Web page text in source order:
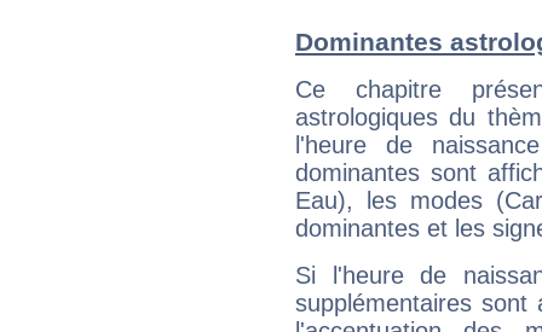
Dominantes
Ce chapitre
astrologiques du
l'heure de
dominantes sont
Eau), les modes
dominantes et les
Si l'heure de
supplémentaires sont